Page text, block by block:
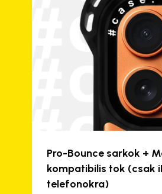
Pro-Bounce sarkok +
kompatibilis tok (csak
telefonokra)